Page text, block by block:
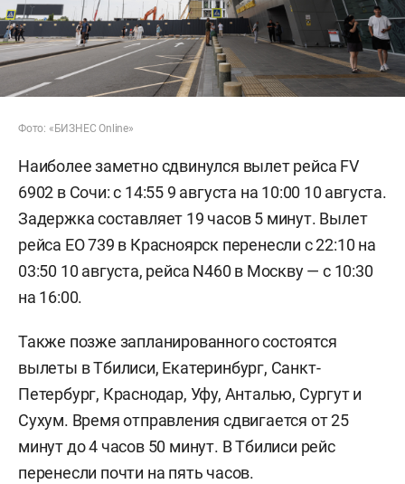
Фото: «БИЗНЕС Online»
Наиболее заметно сдвинулся вылет рейса FV
6902 в Сочи: с 14:55 9 августа на 10:00 10 августа.
Задержка составляет 19 часов 5 минут. Вылет
рейса EO 739 в Красноярск перенесли с 22:10 на
03:50 10 августа, рейса N460 в Москву — с 10:30
на 16:00.
Также позже запланированного состоятся
вылеты в Тбилиси, Екатеринбург, Санкт-
Петербург, Краснодар, Уфу, Анталью, Сургут и
Сухум. Время отправления сдвигается от 25
минут до 4 часов 50 минут. В Тбилиси рейс
перенесли почти на пять часов.